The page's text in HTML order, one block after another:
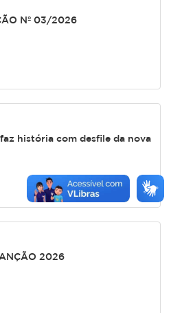
Nº 03/2026
história com desfile da nova
2026